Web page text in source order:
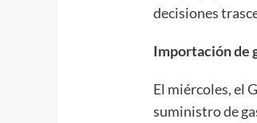
decisiones
Importación de
El miércoles, el
suministro de